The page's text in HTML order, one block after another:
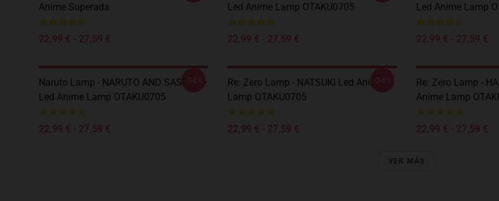
Anime Superada
22,99 € - 27,59 €
Led Anime Lamp OTAKU0705
22,99 € - 27,59 €
Led Anime Lamp
22,99 € - 27,59 €
Naruto Lamp - NARUTO AND SASUKE +
Led Anime Lamp OTAKU0705
22,99 € - 27,59 €
-34%
Re: Zero Lamp - NATSUKI Led Anime
Lamp OTAKU0705
22,99 € - 27,59 €
-34%
Re: Zero Lamp -
Anime Lamp
22,99 € - 27,59 €
VER MÁS